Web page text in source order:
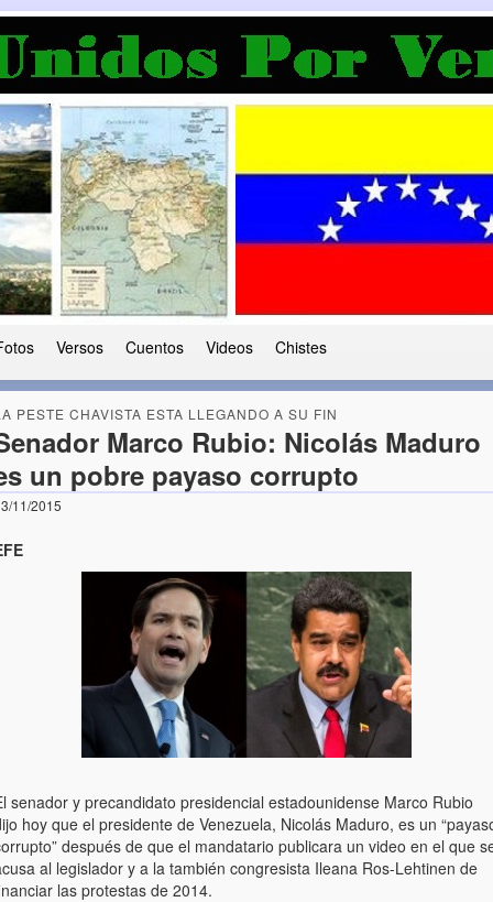
Democracia
le ha caido a esta tierra
Versos Cuentos Videos Chistes
PESTE CHAVISTA ESTA LLEGANDO A SU FIN
Marco Rubio: Nicolás Maduro
un pobre payaso corrupto
11/2015
senador y precandidato presidencial estadounidense Marco Rubio
hoy que el presidente de Venezuela, Nicolás Maduro, es un
después de que el mandatario publicara un video en el que
al legislador y a la también congresista Ileana Ros-Lehtinen de
las protestas de 2014.